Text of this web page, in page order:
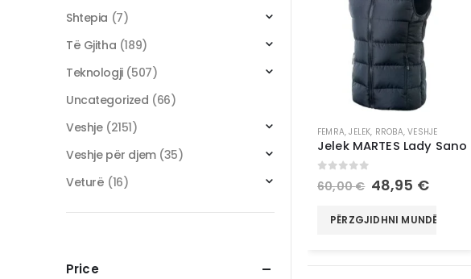
FEMRA,JELEK, RROBA,VESHJE
Jelek MARTES Lady Sano
out of 5
60,00€ 48,95 €
PËRZGJIDHNI MUNDËSI
Shtepia (7)
Të Gjitha (189)
Teknologji (507)
Uncategorized (66)
Veshje (2151)
Veshje për djem (35)
Veturë (16)
Price